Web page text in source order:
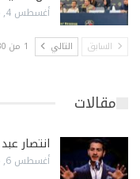
أغسطس 4, 2026
السابق التالي 1 من 1٬630
مقالات
انتصار
أغسطس 6, 2026